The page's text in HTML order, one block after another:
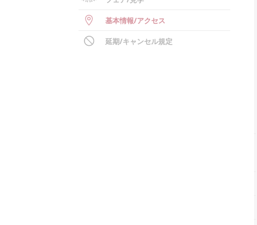
基本情報/アクセス
延期/キャンセル規定